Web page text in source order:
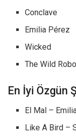
Conclave
Emilia Pérez
Wicked
The Wild
En İyi Özgün
El Mal –
Like A Bird –